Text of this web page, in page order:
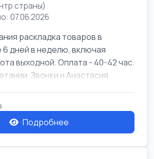
страны)
07.06.2026
раскладка товаров в
дней в неделю, включая
выходной. Оплата - 40-42 час.
Звонки и Анастасия
Подробнее